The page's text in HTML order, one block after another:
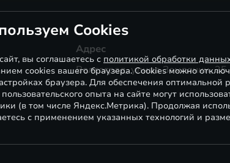
Адрес
Волгоград, улица Землячки, 25
Cookies
вы соглашаетесь с политикой обработки
cookies вашего браузера. Cookies можно
браузера. Для обеспечения оптимальной
опыта на сайте могут
(в том числе Яндекс.Метрика). Продолжая
с применением указанных технологий и